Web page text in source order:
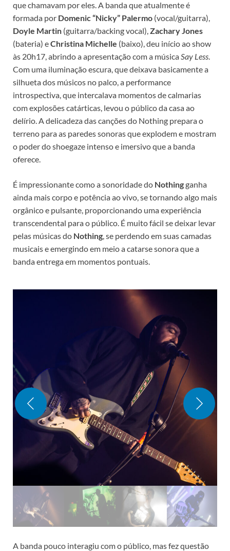
que chamavam por eles. A banda que atualmente é
formada por Domenic “Nicky” Palermo (vocal/guitarra),
Doyle Martin (guitarra/backing vocal), Zachary Jones
(bateria) eChristina Michelle (baixo), deu início ao show
às 20h17, abrindo a apresentação com a música Say Less
Com uma iluminação escura, que deixava basicamente a
silhueta dos músicos no palco, a performance
introspectiva, que intercalava momentos de calmarias
com explosões catárticas, levou o público da casa ao
delírio. A delicadeza das canções do Nothing prepara o
terreno para as paredes sonoras que explodem e mostram
o poder do shoegaze intenso e imersivo que a banda
oferece.
É impressionante como a sonoridade do Nothingganha
ainda mais corpo e potência ao vivo, se tornando algo mais
orgânico e pulsante, proporcionando uma experiência
transcendental para o público. É muito fácil se deixar levar
pelas músicas do Nothing , se perdendo em suas camadas
musicais e emergindo em meio a catarse sonora que a
banda entrega em momentos pontuais.
A banda pouco interagiu com o público, mas fez questão